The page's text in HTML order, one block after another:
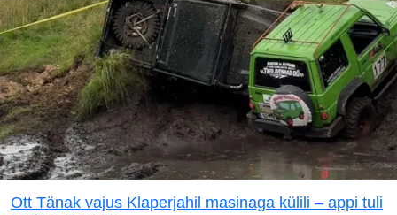
Ott Tänak vajus Klaperjahil masinaga külili – appi tuli